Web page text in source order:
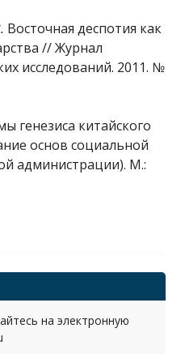
Восточная деспотия как
// Журнал
исследований. 2011. №
генезиса китайского
основ социальной
администрации). М.:
на электронную